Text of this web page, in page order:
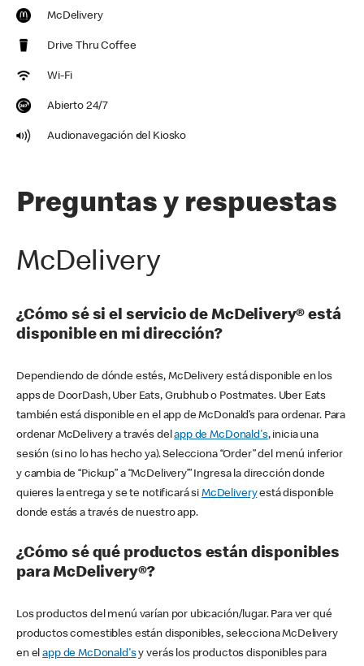
McDelivery
Drive Thru Coffee
Wi-Fi
Abierto 24/7
Audionavegación del Kiosko
Preguntas y respuestas
McDelivery
¿Cómo sé si el servicio de McDelivery® está
disponible en mi dirección?
Dependiendo de dónde estés, McDelivery está disponible en los
apps de DoorDash, Uber Eats, Grubhub o Postmates. Uber Eats
también está disponible en el app de McDonald’s para ordenar. Para
ordenar McDelivery a través delapp de McDonald's, inicia una
sesión (si no lo has hecho ya). Selecciona “Order” del menú inferior
y cambia de “Pickup” a “McDelivery’” Ingresa la dirección donde
quieres la entrega y se te notificará si McDeliveryestá disponible
donde estás a través de nuestro app.
¿Cómo sé qué productos están disponibles
para McDelivery®?
Los productos del menú varían por ubicación/lugar. Para ver qué
productos comestibles están disponibles, selecciona McDelivery
en elapp de McDonald'sy verás los productos disponibles para